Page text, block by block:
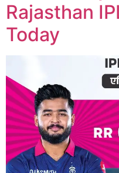
Rajasthan
Today